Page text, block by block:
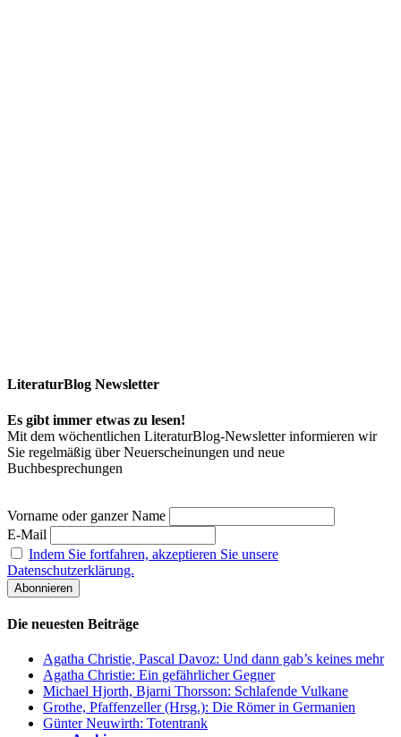
LiteraturBlog Newsletter
Es gibt immer etwas zu lesen!
Mit dem wöchentlichen LiteraturBlog-Newsletter informieren wir
Sie regelmäßig über Neuerscheinungen und neue
Buchbesprechungen
Vorname oder ganzer Name
E-Mail
Indem Sie fortfahren, akzeptieren Sie unsere
Datenschutzerklärung.
Die neuesten Beiträge
Agatha Christie, Pascal Davoz: Und dann gab’s keines mehr
Agatha Christie: Ein gefährlicher Gegner
Michael Hjorth, Bjarni Thorsson: Schlafende Vulkane
Grothe, Pfaffenzeller (Hrsg.): Die Römer in Germanien
Günter Neuwirth: Totentrank